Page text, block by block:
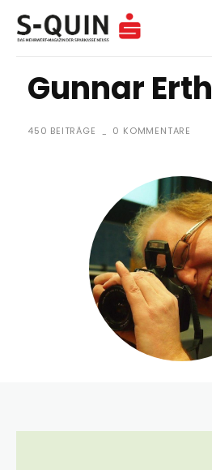
Gunnar Erth
450 BEITRÄGE - 0 KOMMENTARE